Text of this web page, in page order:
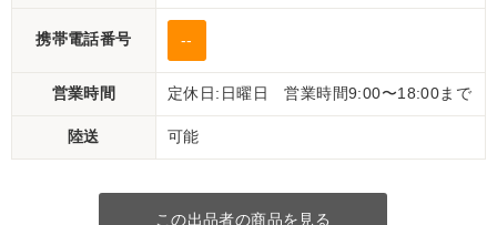
携帯電話番号 --
営業時間 定休日:日曜日 営業時間9:00〜18:00まで
陸送 可能
この出品者の商品を見る